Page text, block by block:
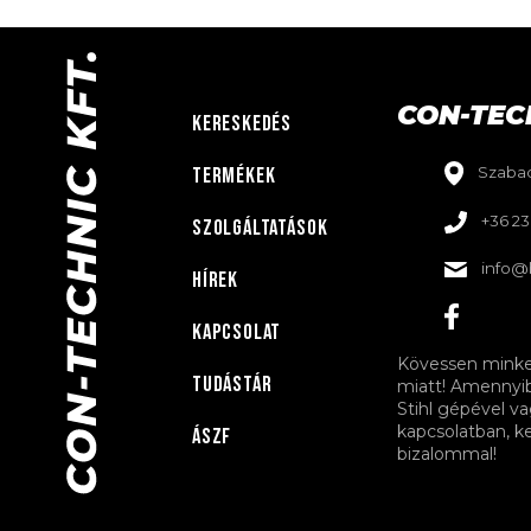
KERESKEDÉS
TERMÉKEK
SZOLGÁLTATÁSOK
HÍREK
KAPCSOLAT
tudástár
Ászf
CON-
+36
Kövessen
miatt!
Stihl gépével
kapcsolatban,
bizalommal!